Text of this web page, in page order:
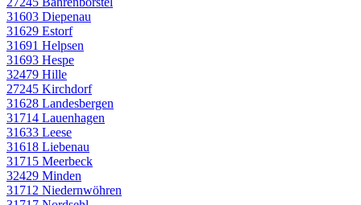
31603 Diepenau
31629 Estorf
31691 Helpsen
31693 Hespe
32479 Hille
27245 Kirchdorf
31628 Landesbergen
31714 Lauenhagen
31633 Leese
31618 Liebenau
31715 Meerbeck
32429 Minden
31712 Niedernwöhren